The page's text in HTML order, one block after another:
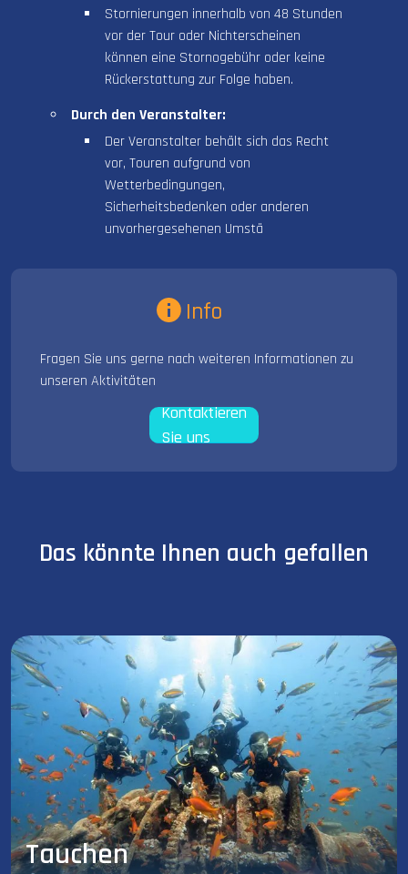
Stornierungen innerhalb von 48 Stunden
vor der Tour oder Nichterscheinen
können eine Stornogebühr oder keine
Rückerstattung zur Folge haben.
Durch den Veranstalter:
Der Veranstalter behält sich das Recht
vor, Touren aufgrund von
Wetterbedingungen,
Sicherheitsbedenken oder anderen
unvorhergesehenen Umstä
Info
Fragen Sie uns gerne nach weiteren Informationen zu
unseren Aktivitäten
Kontaktieren
Sie uns
Das könnte Ihnen auch gefallen
Tauchen